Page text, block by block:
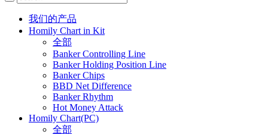
我们的产品
Homily Chart in Kit
全部
Banker Controlling Line
Banker Holding Position Line
Banker Chips
BBD Net Difference
Banker Rhythm
Hot Money Attack
Homily Chart(PC)
全部